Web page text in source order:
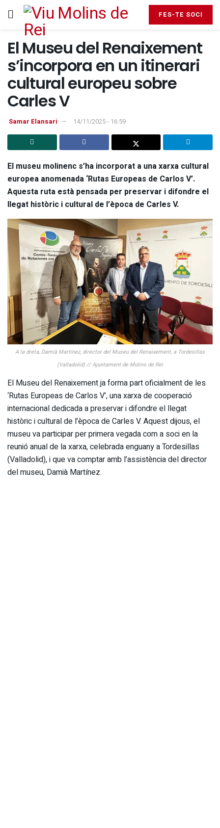
FES-TE SOCI
El Museu del Renaixement
s’incorpora en un itinerari
cultural europeu sobre
Carles V
Samar Elansari 14/11/2025 - 16:59
El museu molinenc s’ha incorporat a una xarxa cultural
europea anomenada ‘Rutas Europeas de Carlos V’.
Aquesta ruta està pensada per preservar i difondre el
llegat històric i cultural de l’època de Carles V.
A la dreta, Damià Martínez, director del Museu del Renaixement, a Tordesillas
(Valladolid) // Ajuntament de Molins de Rei
El Museu del Renaixement ja forma part oficialment de les
‘Rutas Europeas de Carlos V’, una xarxa de cooperació
internacional dedicada a preservar i difondre el llegat
històric i cultural de l’època de Carles V. Aquest dijous, el
museu va participar per primera vegada com a soci en la
reunió anual de la xarxa, celebrada enguany a Tordesillas
(Valladolid), i que va comptar amb l’assistència del director
del museu, Damià Martínez.